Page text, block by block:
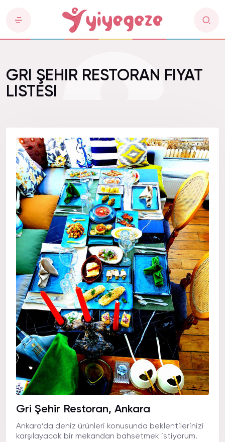
GRI ŞEHIR RESTORAN FIYAT
LISTESI
Gri Şehir Restoran, Ankara
Ankara’da deniz ürünleri konusunda beklentilerinizi
karşılayacak bir mekandan bahsetmek istiyorum.